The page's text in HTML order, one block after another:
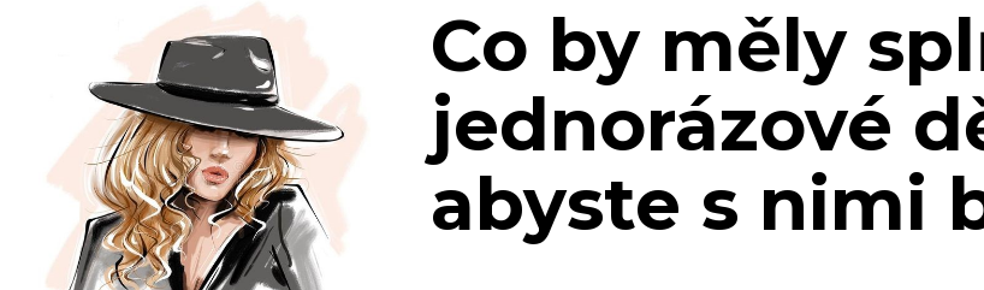
Co by měly
jednorázové
abyste s nimi